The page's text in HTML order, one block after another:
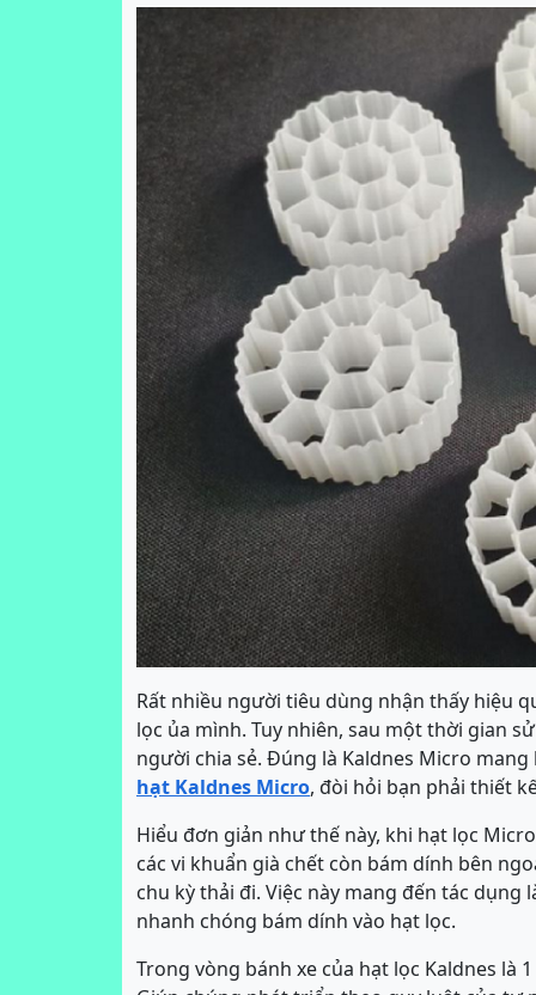
Rất nhiều người tiêu dùng nhận thấy hiệu
lọc ủa mình. Tuy nhiên, sau một thời gian
người chia sẻ. Đúng là Kaldnes Micro
hạt Kaldnes Micro, đòi hỏi bạn phải thiết
Hiểu đơn giản như thế này, khi hạt lọc
các vi khuẩn già chết còn bám dính bên
chu kỳ thải đi. Việc này mang đến tác
nhanh chóng bám dính vào hạt lọc.
Trong vòng bánh xe của hạt lọc Kaldnes là